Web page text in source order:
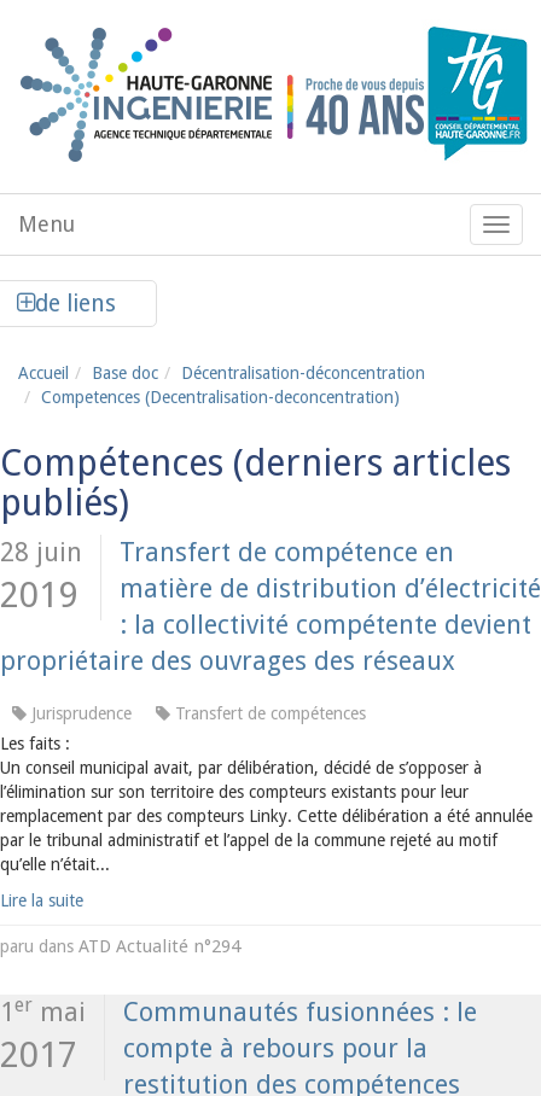
Menu
de
Menu
de liens
Accueil Base doc
Décentralisation-déconcentration
Competences (Decentralisation-deconcentration)
Compétences
28 juin
2019
Transfert de compétence en
matière de distribution d’électricité
: la collectivité compétente devient
propriétaire des ouvrages des réseaux
Jurisprudence
Transfert de compétences
Les faits :
Un conseil municipal avait, par délibération, décidé de s’opposer à
l’élimination sur son territoire des compteurs existants pour leur
remplacement par des compteurs Linky. Cette délibération a été annulée
par le tribunal administratif et l’appel de la commune rejeté au motif
qu’elle n’était...
Lire la suite
paru dans ATD Actualité n°294
1 er mai
2017
Communautés fusionnées : le
compte à rebours pour la
restitution des compétences